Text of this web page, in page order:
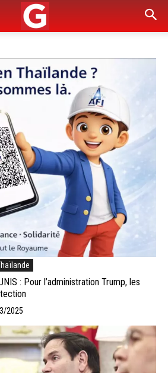
: Pour l’administration Trump, les
2025